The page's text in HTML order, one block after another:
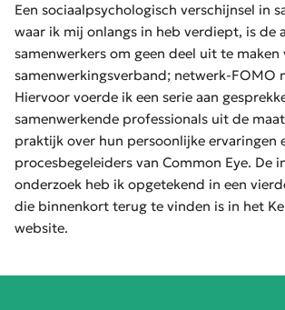
Een sociaalpsychologisch verschijnsel in
waar ik mij onlangs in heb verdiept, is de
samenwerkers om geen deel uit te maken
samenwerkingsverband; netwerk-FOMO
Hiervoor voerde ik een serie aan
samenwerkende professionals uit de
praktijk over hun persoonlijke ervaringen
procesbegeleiders van Common Eye. De
onderzoek heb ik opgetekend in een
die binnenkort terug te vinden is in het
website.